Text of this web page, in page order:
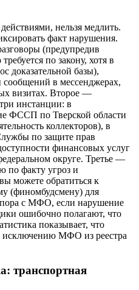
нельзя медлить.
факт нарушения.
(предупредив
по закону, хотя в
доказательной базы),
в мессенджерах,
визитах. Второе —
инстанции: в
ФССП по Тверской области
коллекторов), в
по защите прав
финансовых услуг
округе. Третье —
по факту угроз и
можете обратиться к
(финомбудсмену) для
с МФО, если нарушение
ошибочно полагают, что
показывает, что
исключению МФО из реестра
транспортная